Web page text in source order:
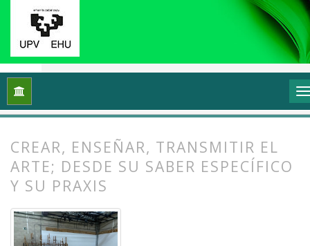
Inicio Vol. 13 Núm. 1 (2025): Docencias,
CREAR, ENSEÑAR, TRANSMITIR EL
ARTE; DESDE SU SABER ESPECÍFICO
Y SU PRAXIS